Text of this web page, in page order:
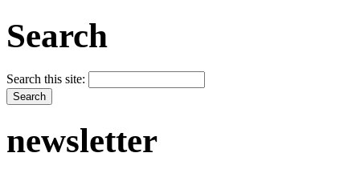
Search
Search this site:
newsletter